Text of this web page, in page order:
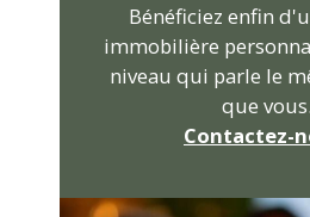
Bénéficiez enfin
immobilière
niveau qui parle le
que vous.
Contactez-